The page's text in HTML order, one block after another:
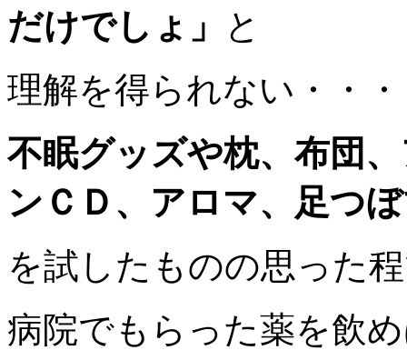
だけでしょ」
と
理解を得られない・・・
不眠グッズや枕、布団
ンＣＤ、アロマ、足つ
を試したものの思った
病院でもらった薬を飲